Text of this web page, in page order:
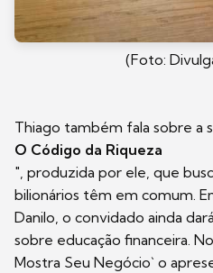
(Foto:
Thiago também fala sobre a
O Código da Riqueza
", produzida por ele, que
bilionários têm em comum.
Danilo, o convidado ainda
sobre educação financeira.
Mostra Seu Negócio` o